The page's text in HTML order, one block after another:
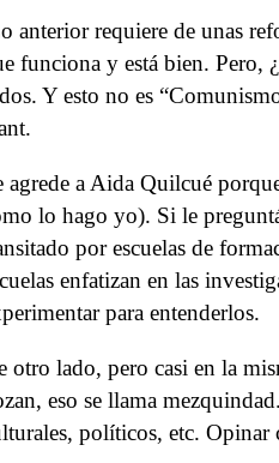
anterior requiere de unas
funciona y está bien. Pero,
Y esto no es
agrede a Aida Quilcué
lo hago yo). Si le
por escuelas de
enfatizan en las
para entenderlos.
otro lado, pero casi en la
eso se llama
políticos, etc.